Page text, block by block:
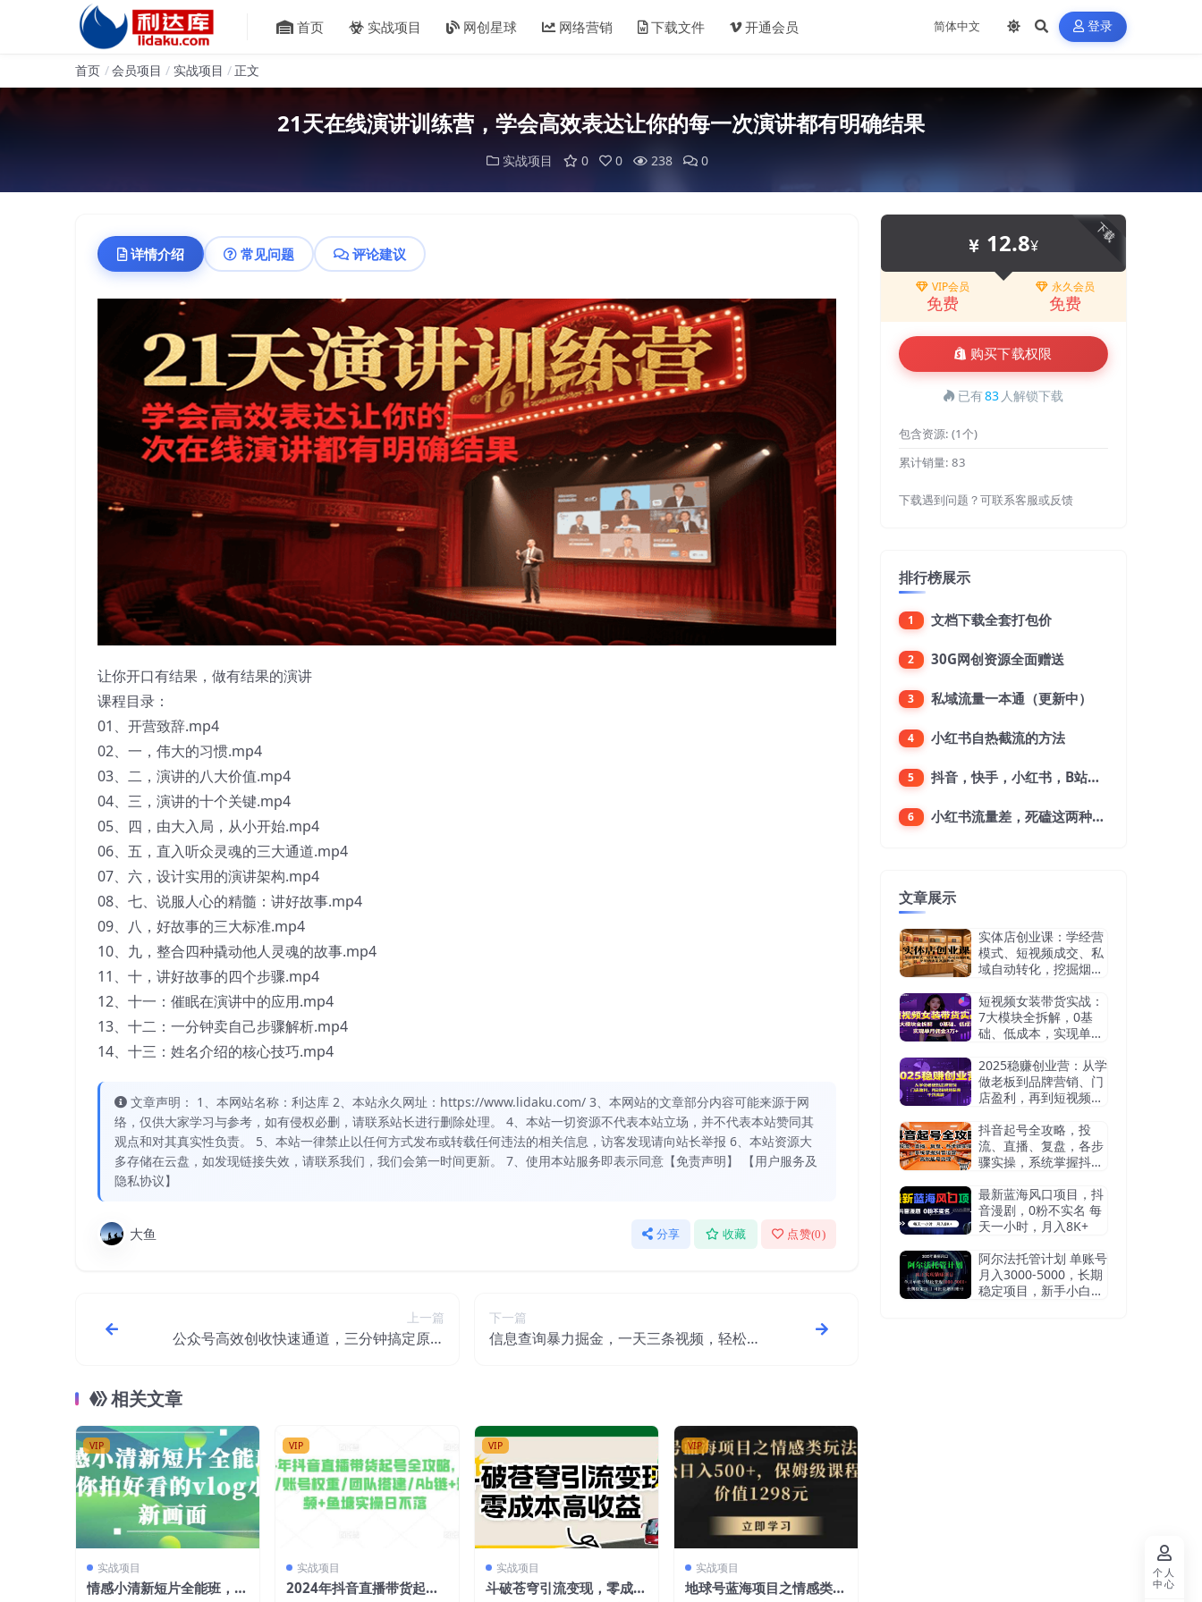
首页 实战项目 网创星球 网络营销 下载文件 开通会员 登录
首页 会员项目 实战项目 正文
21天在线演讲训练营，学会高效表达让你的每一次演讲都有明确结果
实战项目 0 0 238 0
详情介绍 常见问题 评论建议
让你开口有结果，做有结果的演讲
课程目录：
01、开营致辞.mp4
02、一，伟大的习惯.mp4
03、二，演讲的八大价值.mp4
04、三，演讲的十个关键.mp4
05、四，由大入局，从小开始.mp4
06、五，直入听众灵魂的三大通道.mp4
07、六，设计实用的演讲架构.mp4
08、七、说服人心的精髓：讲好故事.mp4
09、八，好故事的三大标准.mp4
10、九，整合四种撬动他人灵魂的故事.mp4
11、十，讲好故事的四个步骤.mp4
12、十一：催眠在演讲中的应用.mp4
13、十二：一分钟卖自己步骤解析.mp4
14、十三：姓名介绍的核心技巧.mp4
文章声明： 1、本网站名称：利达库 2、本站永久网址：https://www.lidaku.com/ 3、本网站的文章部分内容可能来源于网
络，仅供大家学习与参考，如有侵权必删，请联系站长进行删除处理。 4、本站一切资源不代表本站立场，并不代表本站赞同其
观点和对其真实性负责。 5、本站一律禁止以任何方式发布或转载任何违法的相关信息，访客发现请向站长举报 6、本站资源大
多存储在云盘，如发现链接失效，请联系我们，我们会第一时间更新。 7、使用本站服务即表示同意【免责声明】 【用户服务及
隐私协议】
大鱼 分享 收藏 点赞(0)
上一篇
公众号高效创收快速通道，三分钟搞定原创
下一篇
信息查询暴力掘金，一天三条视频，轻松变
相关文章
VIP
实战项目
情感小清新短片全能班，教
VIP
实战项目
2024年抖音直播带货起号
VIP
实战项目
斗破苍穹引流变现，零成本
VIP
实战项目
地球号蓝海项目之情感类玩
下载
12.8¥
VIP会员
免费
永久会员
免费
购买下载权限
已有83 人解锁下载
包含资源: (1个)
累计销量: 83
下载遇到问题？可联系客服或反馈
排行榜展示
1 文档下载全套打包价
2 30G网创资源全面赠送
3 私域流量一本通（更新中）
4 小红书自热截流的方法
5 抖音，快手，小红书，B站，微博，微信公众号，微信视频号。每一个平台，都是不一样的机会，对应不一样的赚钱思路
6 小红书流量差，死磕这两种笔记就好
文章展示
实体店创业课：学经营
模式、短视频成交、私
域自动转化，挖掘烟酒
短视频女装带货实战：
7大模块全拆解，0基
础、低成本，实现单月
2025稳赚创业营：从学
做老板到品牌营销、门
店盈利，再到短视频获
抖音起号全攻略，投
流、直播、复盘，各步
骤实操，系统掌握抖音
最新蓝海风口项目，抖
音漫剧，0粉不实名 每
天一小时，月入8K+
阿尔法托管计划 单账号
月入3000-5000，长期
稳定项目，新手小白轻
个人
中心